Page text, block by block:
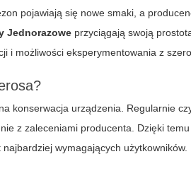
pojawiają się nowe smaki, a
Jednorazowe przyciągają swoją
i możliwości eksperymentowania z
konserwacja urządzenia. Regularnie
z zaleceniami producenta. Dzięki
wymagających użytkowników.